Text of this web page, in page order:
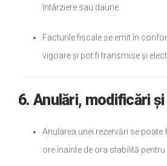
întârziere sau daune.
Facturile fiscale se emit în
vigoare și pot fi transmise și
6. Anulări, modificări
Anularea unei rezervări se poate
ore înainte de ora stabilită pentru